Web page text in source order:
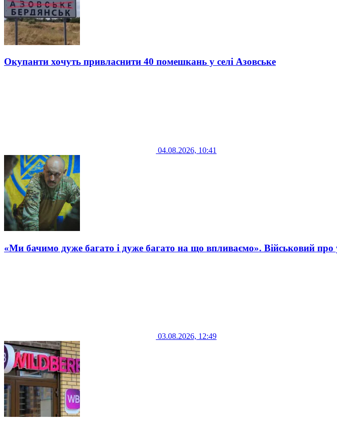
Окупанти хочуть привласнити 40 помешкань у селі Азовське
04.08.2026, 10:41
«Ми бачимо дуже багато і дуже багато на що впливаємо». Військовий про
03.08.2026, 12:49